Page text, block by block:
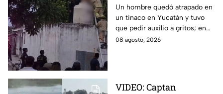
atrapado por más de
dos horas en Yucatán;
así lo encontraron
Un hombre quedó atrapado en
un tinaco en Yucatán y tuvo
que pedir auxilio a gritos; en
redes aseguran que intentaba
08 agosto, 2026
VIDEO: Captan